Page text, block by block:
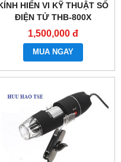
HIỂN VI KỸ THUẬT SỐ
ĐIỆN TỬ THB-800X
1,500,000 đ
MUA NGAY